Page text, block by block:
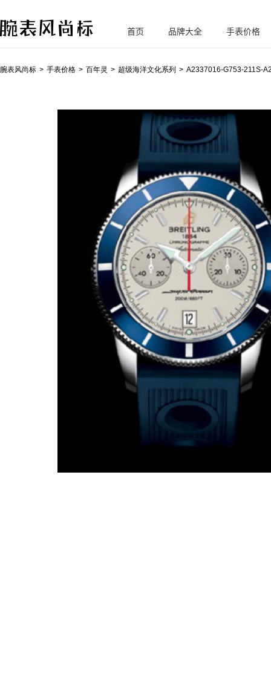
腕
首页 品牌大全 手表价格
腕表风尚标 手表价格 百年灵 超级海洋文化系列 A2337016-G753-211S-